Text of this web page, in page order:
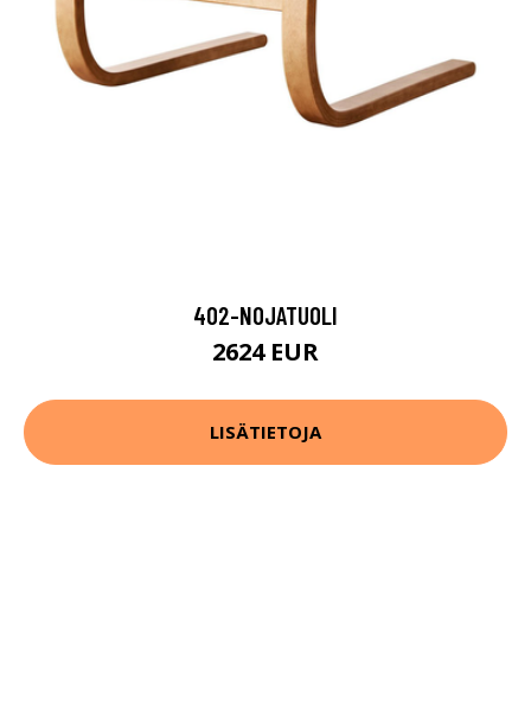
402-NOJATUOLI
2624 EUR
LISÄTIETOJA